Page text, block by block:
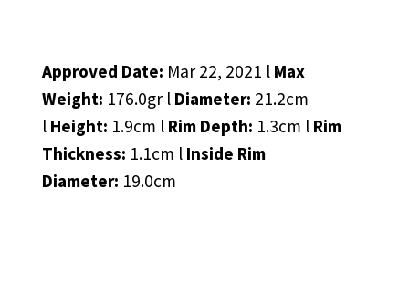
Approved Date: Mar 22, 2021 l Max
Weight: 176.0gr l Diameter: 21.2cm
l Height: 1.9cm l Rim Depth: 1.3cm l Rim
Thickness: 1.1cm l Inside Rim
Diameter: 19.0cm